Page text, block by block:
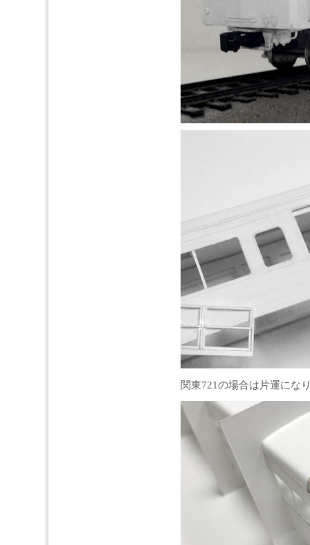
関東721の場合は片運にな